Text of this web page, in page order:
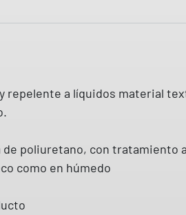
i
n
t
y repelente a líquidos material
poliuretano, con tratamiento
como en húmedo